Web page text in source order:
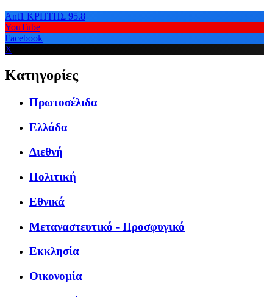
Ant1 ΚΡΗΤΗΣ 95.8
YouTube
Facebook
X
Κατηγορίες
Πρωτοσέλιδα
Ελλάδα
Διεθνή
Πολιτική
Εθνικά
Μεταναστευτικό - Προσφυγικό
Εκκλησία
Οικονομία